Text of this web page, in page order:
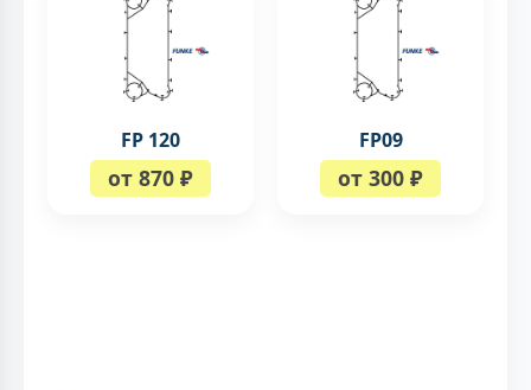
FP 120
от 870 ₽
FP09
от 300 ₽